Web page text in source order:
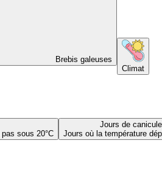
Brebis galeuses
Climat
sous 20°C
Jours de canicule
Jours où la température